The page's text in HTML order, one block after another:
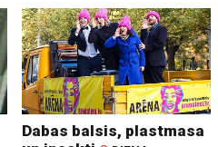
Dabas balsis, plastmasa